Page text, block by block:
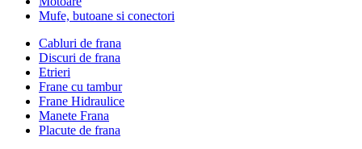
Mufe, butoane si conectori
Cabluri de frana
Discuri de frana
Etrieri
Frane cu tambur
Frane Hidraulice
Manete Frana
Placute de frana